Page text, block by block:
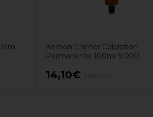
Kemon Cramer Coloration
Permanente 100ml 9.000
14,10€